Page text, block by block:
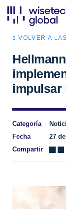
VOLVER A
impulsar
Categoría
Fecha
27
Compartir